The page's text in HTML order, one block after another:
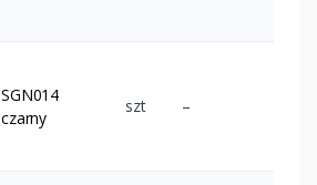
SGN014
czarny
szt –